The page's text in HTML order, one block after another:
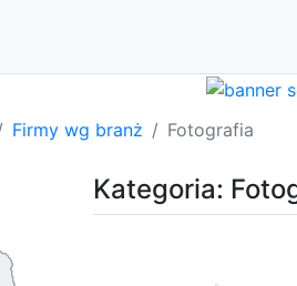
Firmy wg branż Fotografia
Kategoria: